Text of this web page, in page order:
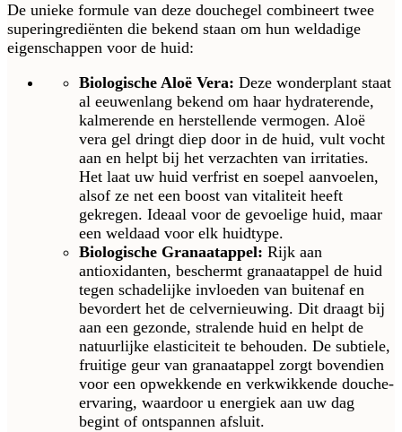
De unieke formule van deze douchegel combineert twee
superingrediënten die bekend staan om hun weldadige
eigenschappen voor de huid:
Biologische Aloë Vera: Deze wonderplant staat
al eeuwenlang bekend om haar hydraterende,
kalmerende en herstellende vermogen. Aloë
vera gel dringt diep door in de huid, vult vocht
aan en helpt bij het verzachten van irritaties.
Het laat uw huid verfrist en soepel aanvoelen,
alsof ze net een boost van vitaliteit heeft
gekregen. Ideaal voor de gevoelige huid, maar
een weldaad voor elk huidtype.
Biologische Granaatappel: Rijk aan
antioxidanten, beschermt granaatappel de huid
tegen schadelijke invloeden van buitenaf en
bevordert het de celvernieuwing. Dit draagt bij
aan een gezonde, stralende huid en helpt de
natuurlijke elasticiteit te behouden. De subtiele,
fruitige geur van granaatappel zorgt bovendien
voor een opwekkende en verkwikkende douche-
ervaring, waardoor u energiek aan uw dag
begint of ontspannen afsluit.